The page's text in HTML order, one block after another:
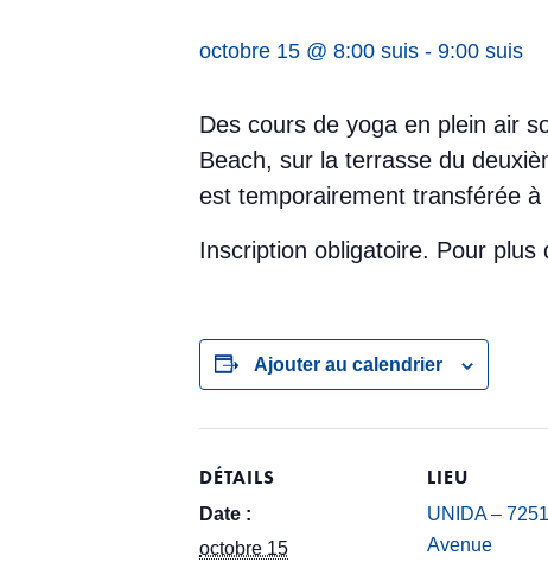
octobre 15 @ 8:00 suis - 9:00 suis
Des cours de yoga en plein air
Beach, sur la terrasse du
est temporairement transférée
Inscription obligatoire. Pour
Ajouter au calendrier
DÉTAILS
Date :
octobre 15
LIEU
UNIDA –
Avenue